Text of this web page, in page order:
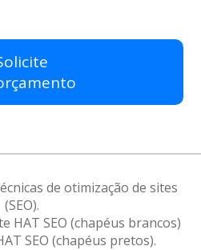
de otimização de sites
(SEO).
HAT SEO (chapéus brancos)
SEO (chapéus pretos).